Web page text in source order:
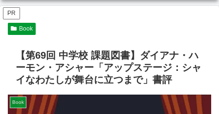
PR
Book
【第69回 中学校 課題図書】ダイアナ・ハ
ーモン・アシャー「アップステージ：シャ
イなわたしが舞台に立つまで」書評
Book